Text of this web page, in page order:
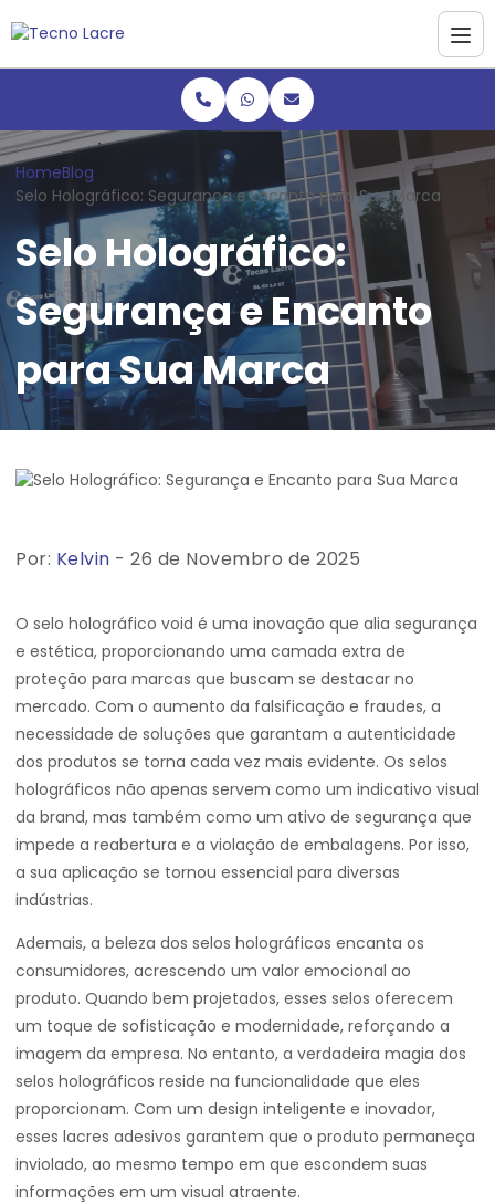
HomeBlog
Selo Holográfico: Segurança e Encanto para Sua Marca
Selo Holográfico:
Segurança e Encanto
para Sua Marca
Por: Kelvin - 26 de Novembro de 2025
O selo holográfico void é uma inovação que alia segurança
e estética, proporcionando uma camada extra de
proteção para marcas que buscam se destacar no
mercado. Com o aumento da falsificação e fraudes, a
necessidade de soluções que garantam a autenticidade
dos produtos se torna cada vez mais evidente. Os selos
holográficos não apenas servem como um indicativo visual
da brand, mas também como um ativo de segurança que
impede a reabertura e a violação de embalagens. Por isso,
a sua aplicação se tornou essencial para diversas
indústrias.
Ademais, a beleza dos selos holográficos encanta os
consumidores, acrescendo um valor emocional ao
produto. Quando bem projetados, esses selos oferecem
um toque de sofisticação e modernidade, reforçando a
imagem da empresa. No entanto, a verdadeira magia dos
selos holográficos reside na funcionalidade que eles
proporcionam. Com um design inteligente e inovador,
esses lacres adesivos garantem que o produto permaneça
inviolado, ao mesmo tempo em que escondem suas
informações em um visual atraente.